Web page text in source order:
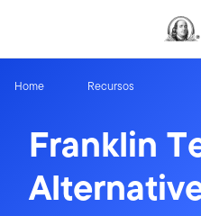
Home Recursos
Franklin